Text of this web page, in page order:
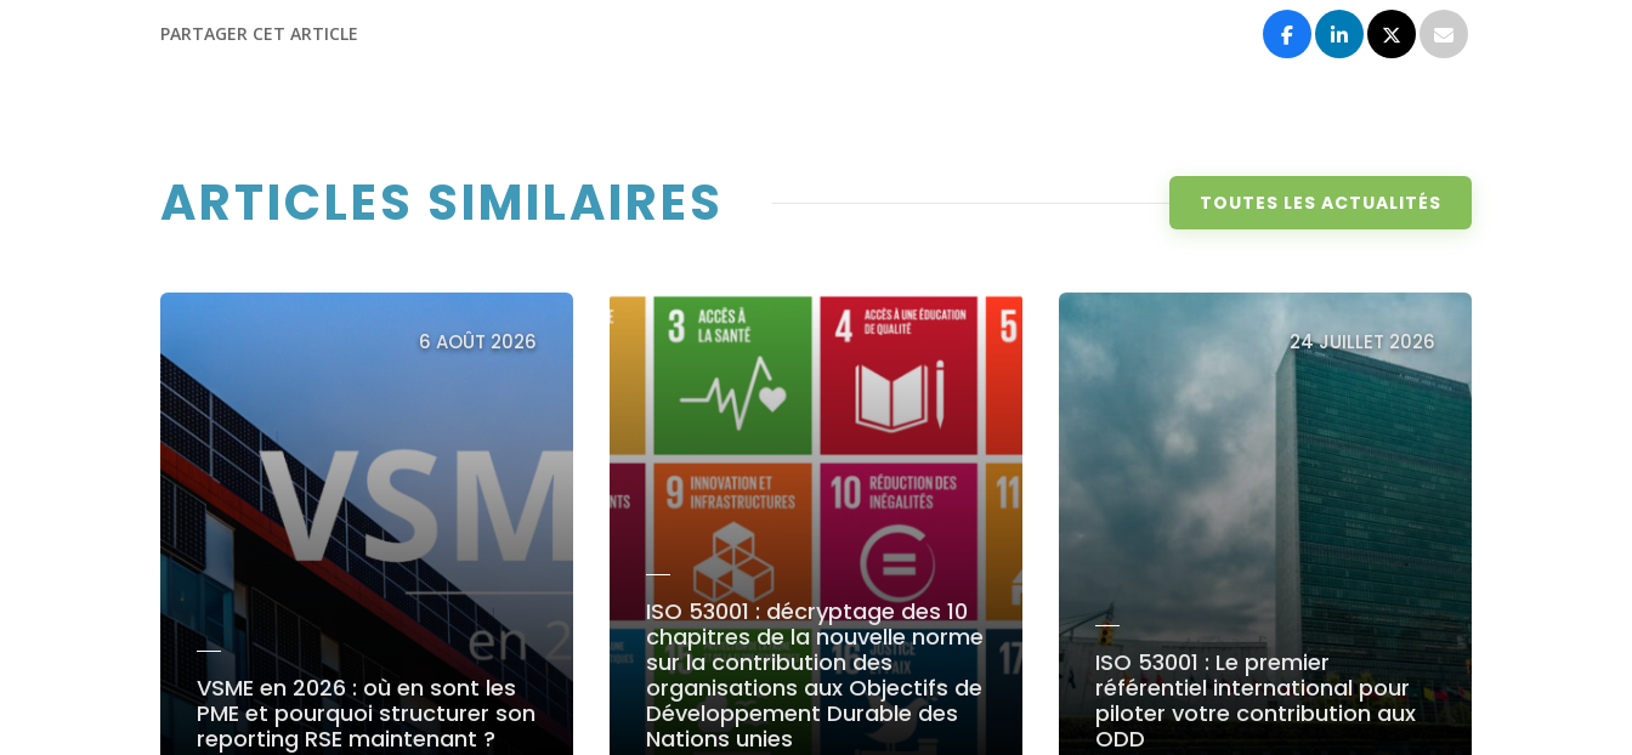
PARTAGER CET ARTICLE
ARTICLES SIMILAIRES TOUTES LES ACTUALITÉS
6 AOÛT 2026
VSME en 2026 : où en sont les
PME et pourquoi structurer son
reporting RSE maintenant ?
ISO 53001 : décryptage des 10
chapitres de la nouvelle norme
sur la contribution des
organisations aux Objectifs de
Développement Durable des
Nations unies
24 JUILLET 2026
ISO 53001 : Le premier
référentiel international pour
piloter votre contribution aux
ODD